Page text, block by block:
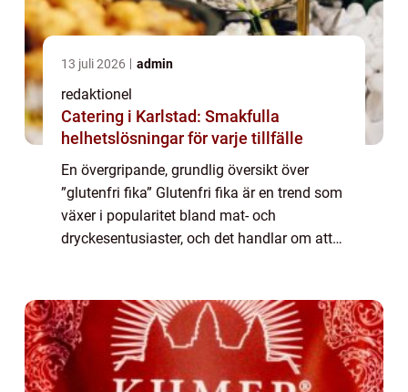
13 juli 2026 admin
redaktionel
Catering i Karlstad: Smakfulla
helhetslösningar för varje tillfälle
En övergripande, grundlig översikt över
”glutenfri fika” Glutenfri fika är en trend som
växer i popularitet bland mat- och
dryckesentusiaster, och det handlar om att